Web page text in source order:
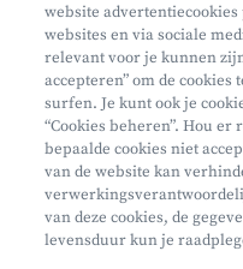
Mifid
Privacy
Juridische info
Onderworpen aan de
website
websites en via sociale
relevant voor je kunnen
accepteren” om de cookies
surfen. Je kunt ook je
“Cookies beheren”. Hou er
bepaalde cookies niet
van de website kan
van deze cookies, de
levensduur kun je